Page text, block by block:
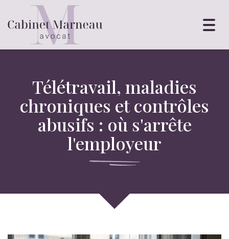
Télétravail, maladies
chroniques et contrôles
abusifs : où s'arrête
l'employeur